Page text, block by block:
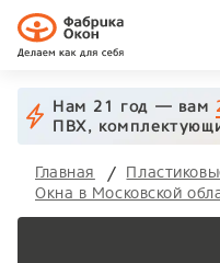
Нам 21 год — вам
ПВХ,
Главная
Окна в Московской